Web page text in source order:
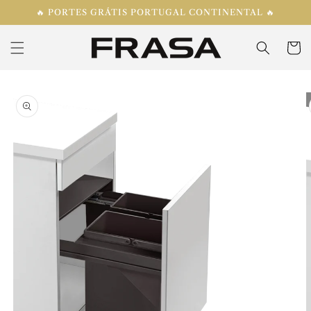
para o
conteúdo
🔥 PORTES GRÁTIS PORTUGAL CONTINENTAL 🔥
informação